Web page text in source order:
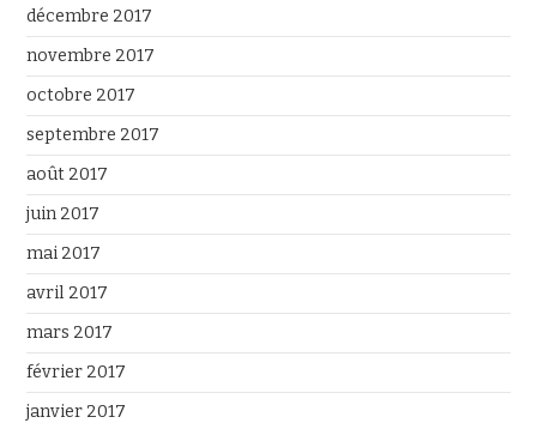
décembre 2017
novembre 2017
octobre 2017
septembre 2017
août 2017
juin 2017
mai 2017
avril 2017
mars 2017
février 2017
janvier 2017